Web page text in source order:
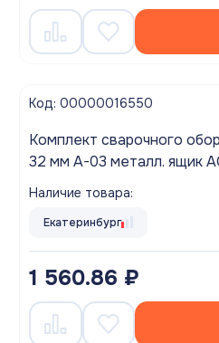
Код: 00000016550
Комплект сварочного
32 мм A-03 металл. ящик
Наличие товара:
Екатеринбург
1 560.86 ₽